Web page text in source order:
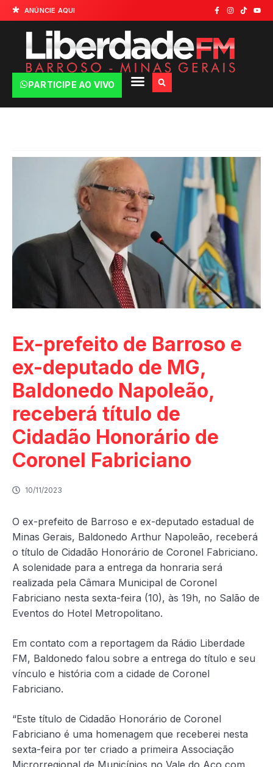
ANÚNCIE AQUI
PARTICIPE AO VIVO
Ex-prefeito de Barroso e
ex-deputado de MG,
Baldonedo Napoleão,
receberá título de
Cidadão Honorário de
Coronel Fabriciano
10/11/2023
O ex-prefeito de Barroso e ex-deputado estadual de
Minas Gerais, Baldonedo Arthur Napoleão, receberá
o título de Cidadão Honorário de Coronel Fabriciano.
A solenidade para a entrega da honraria será
realizada pela Câmara Municipal de Coronel
Fabriciano nesta sexta-feira (10), às 19h, no Salão de
Eventos do Hotel Metropolitano.
Em contato com a reportagem da Rádio Liberdade
FM, Baldonedo falou sobre a entrega do título e seu
vínculo e história com a cidade de Coronel
Fabriciano.
“Este título de Cidadão Honorário de Coronel
Fabriciano é uma homenagem que receberei nesta
sexta-feira por ter criado a primeira Associação
Microrregional de Municípios no Vale do Aço com